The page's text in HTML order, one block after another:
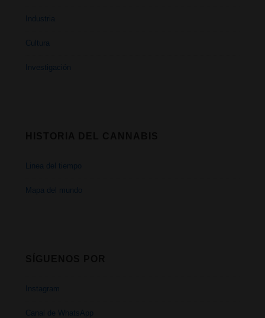
Industria
Cultura
Investigación
Linea del tiempo
Mapa del mundo
Instagram
Canal de WhatsApp